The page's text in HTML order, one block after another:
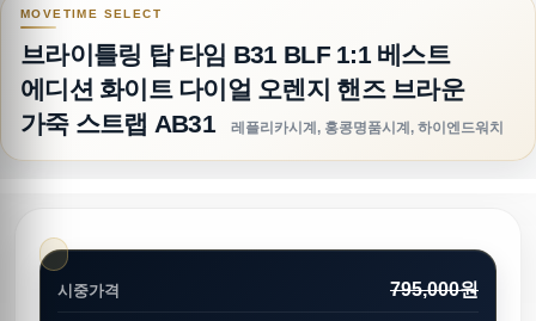
브라이틀링 탑 타임 B31 BLF 1:1 베스트 에디션
브라이틀링 탑 타임 B31 BLF 1:1 베스트
에디션 화이트 다이얼 오렌지 핸즈 브라운
가죽 스트랩 AB31
레플리카시계, 홍콩명품시계, 하이엔드워치
시중가격 795,000원